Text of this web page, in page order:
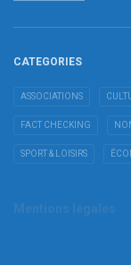
CATEGORIES
ASSOCIATIONS
FACT CHECKING
SPORT & LOISIRS